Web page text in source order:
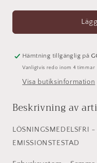
för
Grafitgrå
för
Hämtning tillgänglig på
Vanligtvis redo inom 4 timmar
Visa butiksinformation
Beskrivning av
LÖSNINGSMEDELSFRI
EMISSIONSTESTAD